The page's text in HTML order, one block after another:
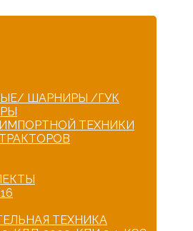
ШАРНИРЫ /ГУК
ТЕХНИКИ
ТЕХНИКА